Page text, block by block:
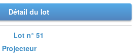
Détail du lot
Lot n° 51
Projecteur